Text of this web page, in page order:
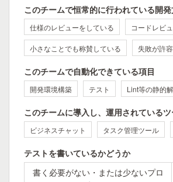
このチームで恒常的に行われている開
仕様のレビューをしている コードレビ
小さなことでも称賛している 失敗が許
このチームで自動化できている項目
開発環境構築 テスト Lint等の静的
このチームに導入し、運用されている
ビジネスチャット タスク管理ツール
テストを書いているかどうか
書く必要がない・または少ないプロ